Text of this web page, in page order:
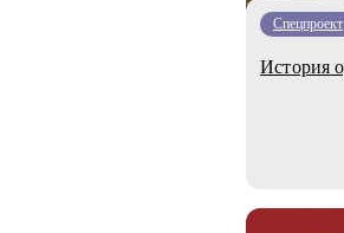
Спецпроект
История